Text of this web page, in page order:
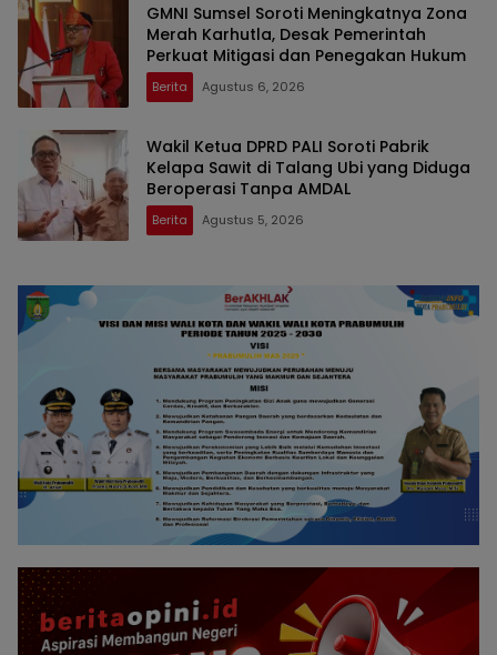
GMNI Sumsel Soroti Meningkatnya Zona
Merah Karhutla, Desak Pemerintah
Perkuat Mitigasi dan Penegakan Hukum
Berita Agustus 6, 2026
Wakil Ketua DPRD PALI Soroti Pabrik
Kelapa Sawit di Talang Ubi yang Diduga
Beroperasi Tanpa AMDAL
Berita Agustus 5, 2026